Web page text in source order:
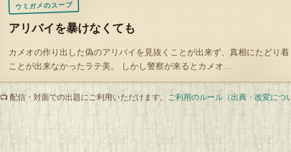
そうだ、以前ラテシンでこんな状況の時どうするかという問題を見たこと
る！
そう、それはのりっこ。さんの、「解説の無い水平思考問題」なのだ。
少女はさっそく、少女と同じ体力の人物を登場人物とした、少女と同じよ
状況の問題を作り、参加者に脱出方法を考えてもらっていたのだ。
ウミガメのスープ
アリバイを暴けなくても
カメオの作り出した偽のアリバイを見抜くことが出来ず、真相にたどり着
ことが出来なかったラテ美。 しかし警察が来るとカメオ…
📺 配信・対面での出題にご利用いただけます。 ご利用のルール（出典・改変につ